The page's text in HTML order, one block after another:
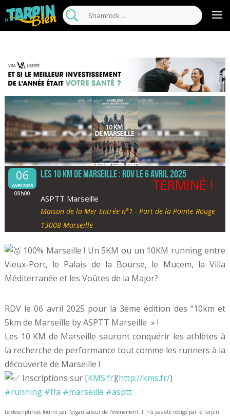
06
AVRI2025
08h00
Les 10 KM de Marseille : RDV le 6 avril 2025
TERMINÉ !
ASPTT Marseille
Maison de la Mer Entrée n°1 - Port de la Pointe Rouge
13008 Marseille
100% Marseille ! Un 5KM ou un 10KM running entre
Vieux-Port, le Palais de la Bourse, le Mucem, la Villa
Méditerranée et les Voûtes de la Major?
RDV le 06 avril 2025 pour la 3ème édition des “10km et
5km de Marseille by ASPTT Marseille » !
Les 10 KM de Marseille sauront conquérir les athlètes à
la recherche de performance tout comme les runners à la
découverte de Marseille !
Inscriptions sur [KMS.fr](http://kms.fr/)
#running #ffa #marseille #asptt
Le descriptif est fourni par l'organisateur de l'événement. Il n'a pas été rédigé par le Tarpin